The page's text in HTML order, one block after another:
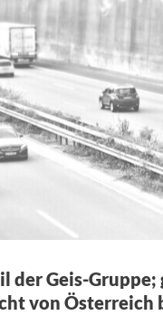
der Geis-
von Österreich